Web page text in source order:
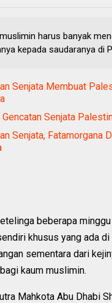
harus banyak
kepada saudaranya di
Senjata Membuat
Senjata
Senjata, Fatamorgana
beberapa
khusus yang ada
sementara dari
kaum muslimin.
Mahkota Abu Dhabi